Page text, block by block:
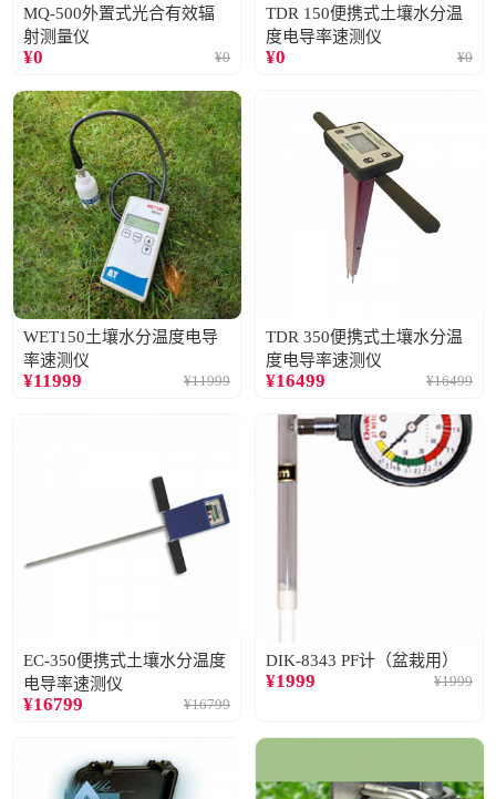
MQ-500外置式光合有效辐
射测量仪
¥0 ¥0
TDR 150便携式土壤水分温
度电导率速测仪
¥0 ¥0
WET150土壤水分温度电导
率速测仪
¥11999 ¥11999
TDR 350便携式土壤水分温
度电导率速测仪
¥16499 ¥16499
EC-350便携式土壤水分温度
电导率速测仪
¥16799 ¥16799
DIK-8343 PF计（盆栽用）
¥1999 ¥1999